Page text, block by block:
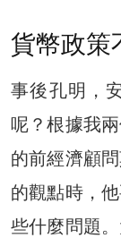
貨幣政策
事後孔明，
呢？根據我
的前經濟顧
的觀點時，
些什麼問題